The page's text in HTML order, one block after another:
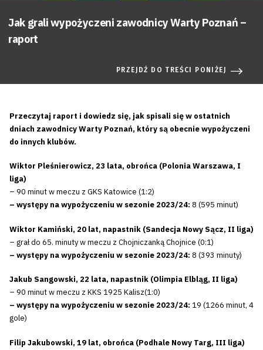
Jak grali wypożyczeni zawodnicy Warty Poznań –
raport
PRZEJDŹ DO TREŚCI PONIŻEJ
Przeczytaj raport i dowiedz się, jak spisali się w ostatnich
dniach zawodnicy Warty Poznań, który są obecnie wypożyczeni
do innych klubów.
Wiktor Pleśnierowicz, 23 lata, obrońca (Polonia Warszawa, I
liga)
– 90 minut w meczu z GKS Katowice (1:2)
– występy na wypożyczeniu w sezonie 2023/24: 8 (595 minut)
Wiktor Kamiński, 20 lat, napastnik (Sandecja Nowy Sącz, II liga)
– grał do 65. minuty w meczu z Chojniczanką Chojnice (0:1)
– występy na wypożyczeniu w sezonie 2023/24: 8 (393 minuty)
Jakub Sangowski, 22 lata, napastnik (Olimpia Elbląg, II liga)
– 90 minut w meczu z KKS 1925 Kalisz(1:0)
– występy na wypożyczeniu w sezonie 2023/24: 19 (1266 minut, 4
gole)
Filip Jakubowski, 19 lat, obrońca (Podhale Nowy Targ, III liga)